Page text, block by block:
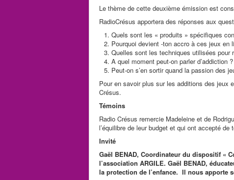
Le thème de cette deuxième émission est
RadioCrésus apportera des réponses aux
Quels sont les « produits » spécifiques
Pourquoi devient -ton accro à ces jeux en
Quelles sont les techniques utilisées
A quel moment peut-on parler d’addiction ?
Peut-on s’en sortir quand la passion des
Pour en savoir plus sur les additions des jeux
Crésus.
Témoins
Radio Crésus remercie Madeleine et de
l’équilibre de leur budget et qui ont accepté
Invité
Gaël BENAD, Coordinateur du dispositif «
l’association ARGILE. Gaël BENAD,
la protection de l’enfance. Il nous apporte